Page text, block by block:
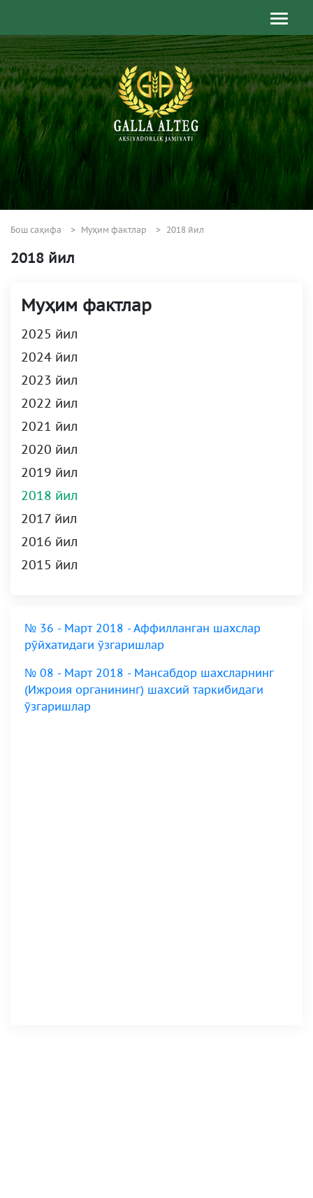
Бош саҳифа Муҳим фактлар 2018 йил
2018 йил
№ 36 - Март 2018 - Аффилланган шахслар
рўйхатидаги ўзгаришлар
№ 08 - Март 2018 - Мансабдор шахсларнинг
(Ижроия органининг) шахсий таркибидаги
ўзгаришлар
Муҳим фактлар
2025 йил
2024 йил
2023 йил
2022 йил
2021 йил
2020 йил
2019 йил
2018 йил
2017 йил
2016 йил
2015 йил